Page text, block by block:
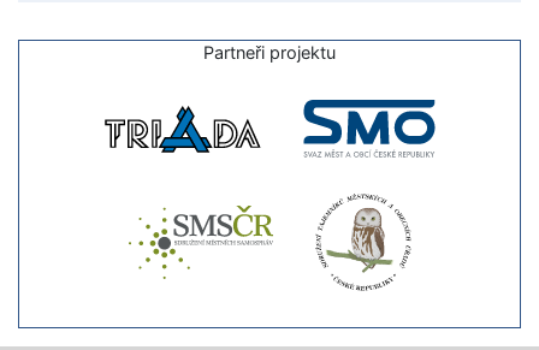
Partneři projektu